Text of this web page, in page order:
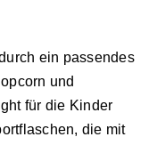
ein passendes
und
für die Kinder
die mit